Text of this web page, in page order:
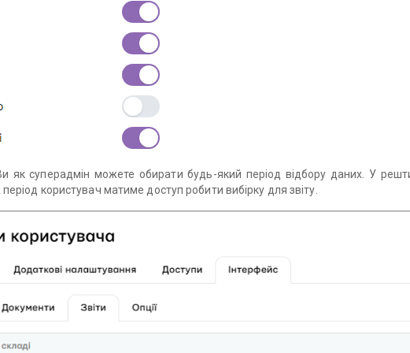
як суперадмін можете обирати будь-який період відбору даних. У
період користувач матиме доступ робити вибірку для звіту.